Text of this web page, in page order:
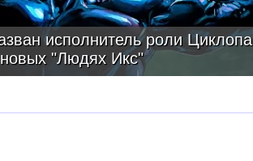
исполнитель роли Циклопа
"Людях Икс"